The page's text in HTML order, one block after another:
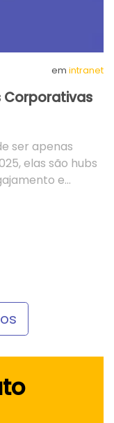
em intranet
Corporativas
ser apenas
elas são hubs
e…